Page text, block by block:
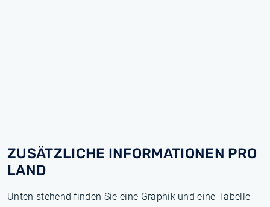
ZUSÄTZLICHE INFORMATIONEN PRO
LAND
Unten stehend finden Sie eine Graphik und eine Tabelle